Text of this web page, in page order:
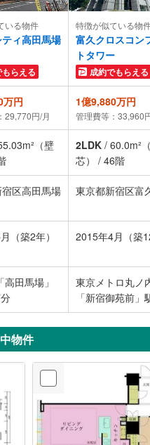
いる物件
ィ高田馬場
らえる
特徴が似ている物
富久クロスコン
トタワー
成約でもらえる
万円
29,770円/月
1億9,880万円
管理費等：33,960
（壁
2LDK / 60.0m²
芯）
/ 46階
区高田馬場
東京都新宿区富
（築2年） 2015年4月（築
田馬場」
東京メトロ丸ノ
「新宿御苑前」
歩10分
物件